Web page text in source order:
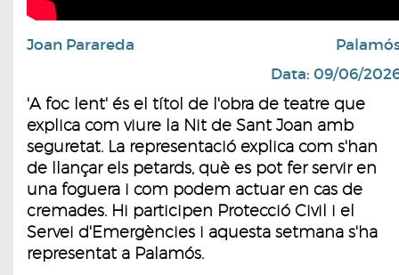
Joan Parareda
Data: 09/06/
'A foc lent' és el títol de l'obra de teatre que
explica com viure la Nit de Sant Joan amb
seguretat. La representació explica com s'han
de llançar els petards, què es pot fer servir en
una foguera i com podem actuar en cas de
cremades. Hi participen Protecció Civil i el
Servei d'Emergències i aquesta setmana s'ha
representat a Palamós.